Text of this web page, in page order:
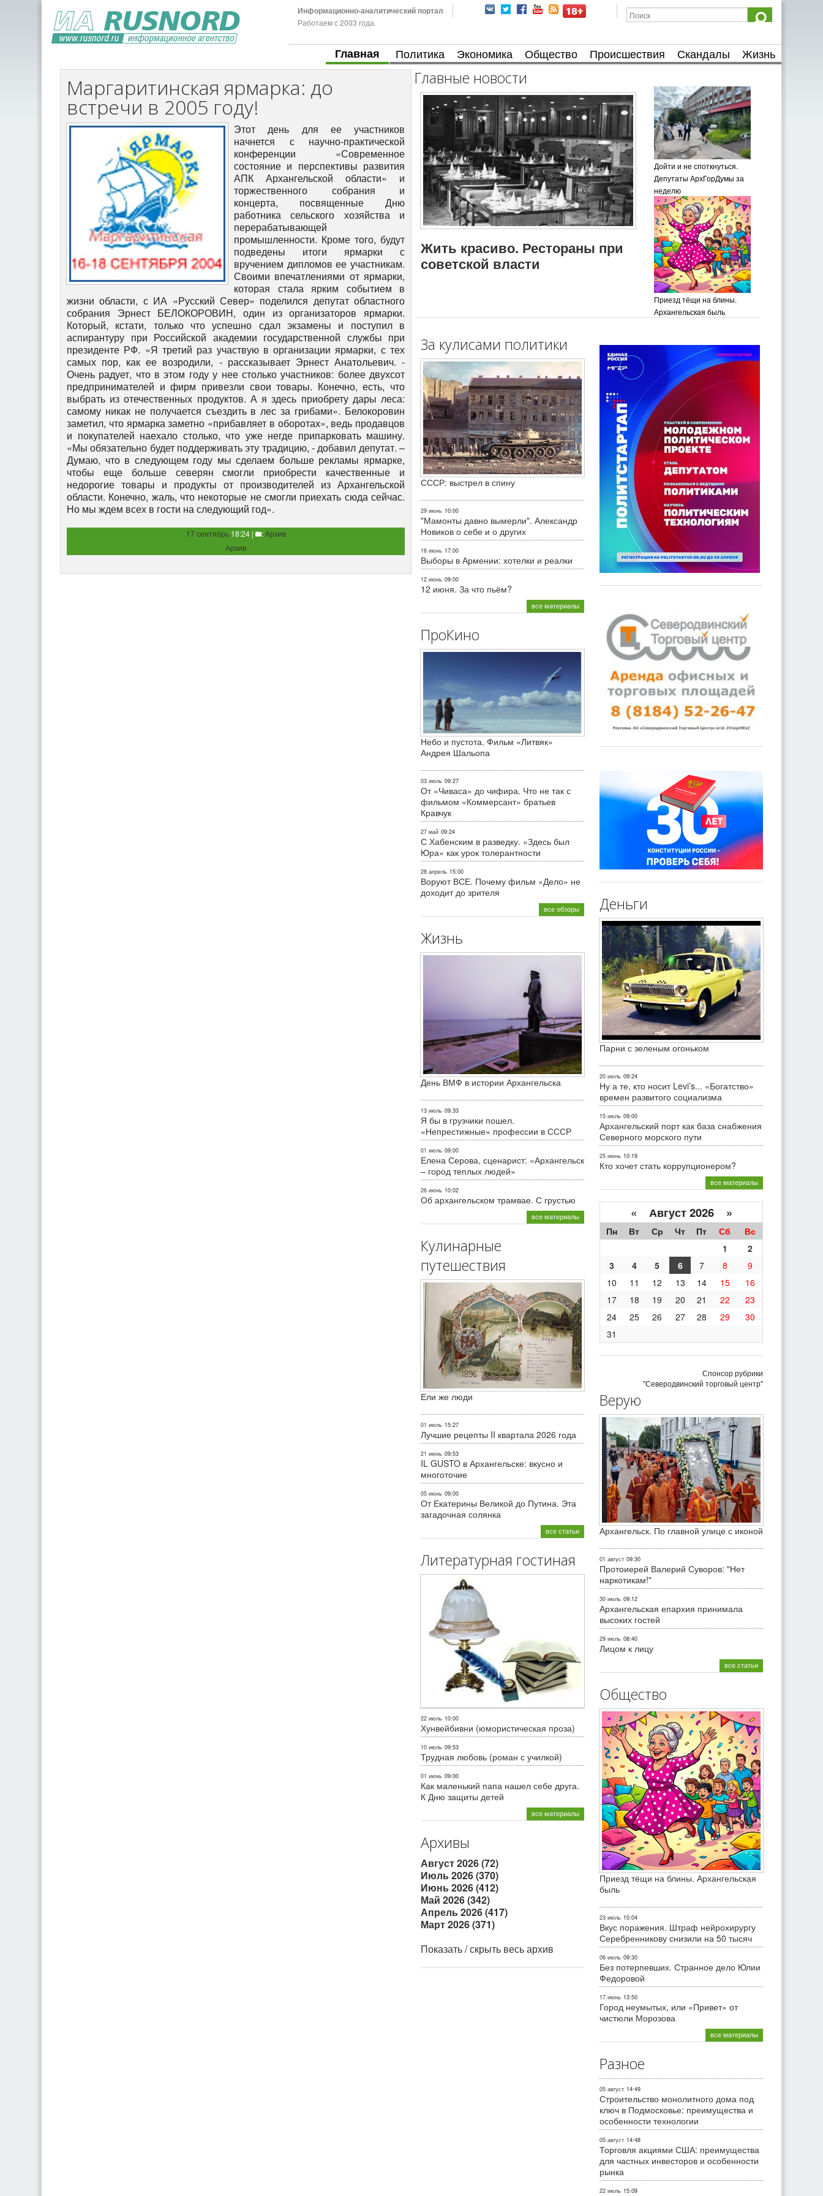
Информационно-аналитический портал
Работаем с 2003 года.
Главная Политика Экономика Общество Происшествия Скандалы Жизнь
Маргаритинская ярмарка: до
встречи в 2005 году!
Этот день для ее участников
начнется с научно-практической
конференции «Современное
состояние и перспективы развития
АПК Архангельской области» и
торжественного собрания и
концерта, посвященные Дню
работника сельского хозяйства и
перерабатывающей
промышленности. Кроме того, будут
подведены итоги ярмарки с
вручением дипломов ее участникам.
Своими впечатлениями от ярмарки,
которая стала ярким событием в
жизни области, с ИА «Русский Север» поделился депутат областного
собрания Эрнест БЕЛОКОРОВИН, один из организаторов ярмарки.
Который, кстати, только что успешно сдал экзамены и поступил в
аспирантуру при Российской академии государственной службы при
президенте РФ. «Я третий раз участвую в организации ярмарки, с тех
самых пор, как ее возродили, - рассказывает Эрнест Анатольевич. -
Очень радует, что в этом году у нее столько участников: более двухсот
предпринимателей и фирм привезли свои товары. Конечно, есть, что
выбрать из отечественных продуктов. А я здесь приобрету дары леса:
самому никак не получается съездить в лес за грибами». Белокоровин
заметил, что ярмарка заметно «прибавляет в оборотах», ведь продавцов
и покупателей наехало столько, что уже негде припарковать машину.
«Мы обязательно будет поддерживать эту традицию, - добавил депутат. –
Думаю, что в следующем году мы сделаем больше рекламы ярмарке,
чтобы еще больше северян смогли приобрести качественные и
недорогие товары и продукты от производителей из Архангельской
области. Конечно, жаль, что некоторые не смогли приехать сюда сейчас.
Но мы ждем всех в гости на следующий год».
17 сентябрь18:24 | :Архив
Архив
Главные новости
Жить красиво. Рестораны при
советской власти
Дойти и не споткнуться.
Депутаты АрхГорДумы за
неделю
Приезд тёщи на блины.
Архангельская быль
За кулисами политики
СССР: выстрел в спину
29 июнь 10:00
"Мамонты давно вымерли". Александр
Новиков о себе и о других
16 июнь 17:00
Выборы в Армении: хотелки и реалки
12 июнь 09:00
12 июня. За что пьём?
все материалы
ПроКино
Небо и пустота. Фильм «Литвяк»
Андрея Шальопа
03 июль 09:27
От «Чиваса» до чифира. Что не так с
фильмом «Коммерсант» братьев
Кравчук
27 май 09:24
С Хабенским в разведку. «Здесь был
Юра» как урок толерантности
28 апрель 15:00
Воруют ВСЕ. Почему фильм «Дело» не
доходит до зрителя
все обзоры
Жизнь
День ВМФ в истории Архангельска
13 июль 09:33
Я бы в грузчики пошел.
«Непрестижные» профессии в СССР
01 июль 09:00
Елена Серова, сценарист: «Архангельск
– город теплых людей»
26 июнь 10:02
Об архангельском трамвае. С грустью
все материалы
Кулинарные
путешествия
Ели же люди
01 июль 15:27
Лучшие рецепты II квартала 2026 года
21 июнь 09:53
IL GUSTO в Архангельске: вкусно и
многоточие
05 июнь 09:00
От Екатерины Великой до Путина. Эта
загадочная солянка
все статьи
Литературная гостиная
22 июль 10:00
Хунвейбивни (юмористическая проза)
10 июль 09:53
Трудная любовь (роман с училкой)
01 июнь 09:00
Как маленький папа нашел себе друга.
К Дню защиты детей
все материалы
Архивы
Август 2026 (72)
Июль 2026 (370)
Июнь 2026 (412)
Май 2026 (342)
Апрель 2026 (417)
Март 2026 (371)
Показать / скрыть весь архив
Деньги
Парни с зеленым огоньком
20 июль 09:24
Ну а те, кто носит Levi’s... «Богатство»
времен развитого социализма
15 июль 09:00
Архангельский порт как база снабжения
Северного морского пути
25 июнь 10:19
Кто хочет стать коррупционером?
все материалы
« Август 2026 »
Пн Вт Ср Чт Пт Сб
Вс
1
2
3
4 5 6 7 8
9
10
11 12 13 14 15
16
17
18 19 20 21 22
23
24
25 26 27 28 29
30
31
Спонсор рубрики
"Северодвинский торговый центр"
Верую
Архангельск. По главной улице с иконой
01 август 09:30
Протоиерей Валерий Суворов: "Нет
наркотикам!"
30 июль 09:12
Архангельская епархия принимала
высоких гостей
29 июль 08:40
Лицом к лицу
все статьи
Общество
Приезд тёщи на блины. Архангельская
быль
23 июль 10:04
Вкус поражения. Штраф нейрохирургу
Серебренникову снизили на 50 тысяч
06 июль 09:30
Без потерпевших. Странное дело Юлии
Федоровой
17 июнь 13:50
Город неумытых, или «Привет» от
чистюли Морозова
все материалы
Разное
05 август 14:49
Строительство монолитного дома под
ключ в Подмосковье: преимущества и
особенности технологии
05 август 14:48
Торговля акциями США: преимущества
для частных инвесторов и особенности
рынка
22 июль 15:09